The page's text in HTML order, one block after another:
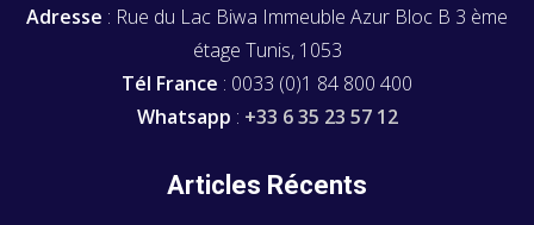
Adresse : Rue du Lac Biwa Immeuble Azur Bloc B 3 ème
étage Tunis, 1053
Tél France : 0033 (0)1 84 800 400
Whatsapp : +33 6 35 23 57 12
Articles Récents